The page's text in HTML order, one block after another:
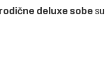
deluxe sobe su